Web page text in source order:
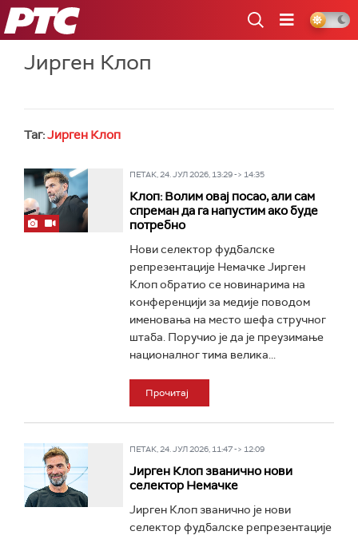
РТС
Јирген Клоп
Таг:Јирген Клоп
ПЕТАК, 24. ЈУЛ 2026, 13:29 -> 14:35
Клоп: Волим овај посао, али сам
спреман да га напустим ако буде
потребно
Нови селектор фудбалске
репрезентације Немачке Јирген
Клоп обратио се новинарима на
конференцији за медије поводом
именовања на место шефа стручног
штаба. Поручио је да је преузимање
националног тима велика...
Прочитај
ПЕТАК, 24. ЈУЛ 2026, 11:47 -> 12:09
Јирген Клоп званично нови
селектор Немачке
Јирген Клоп званично је нови
селектор фудбалске репрезентације